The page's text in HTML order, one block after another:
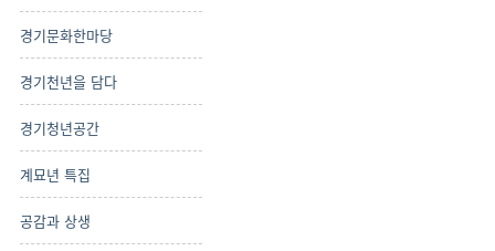
경기문화한마당
경기천년을 담다
경기청년공간
계묘년 특집
공감과 상생